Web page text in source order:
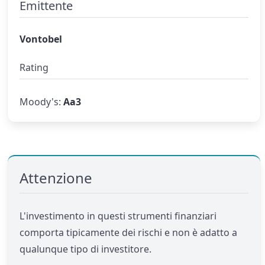
Emittente
Vontobel
Rating
Moody's:Aa3
Attenzione
L'investimento in questi strumenti finanziari
comporta tipicamente dei rischi e non è adatto a
qualunque tipo di investitore.